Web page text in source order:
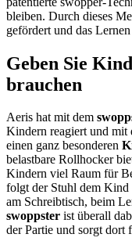
bleiben. Durch dieses
gefördert und das
Geben Sie
brauchen
Aeris hat mit dem
Kindern reagiert und mit
einen ganz besonderen
belastbare Rollhocker
Kindern viel Raum für
folgt der Stuhl dem Kind
am Schreibtisch, beim
swoppster ist überall
der Partie und sorgt dort